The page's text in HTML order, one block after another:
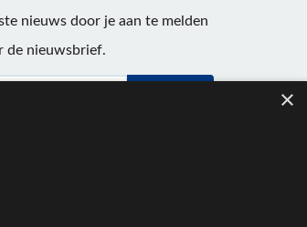
nieuws door je aan te melden
de nieuwsbrief.
×